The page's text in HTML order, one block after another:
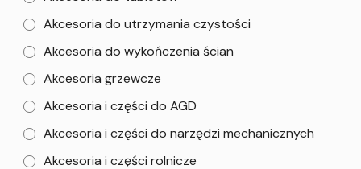
Akcesoria do utrzymania czystości
Akcesoria do wykończenia ścian
Akcesoria grzewcze
Akcesoria i części do AGD
Akcesoria i części do narzędzi mechanicznych
Akcesoria i części rolnicze